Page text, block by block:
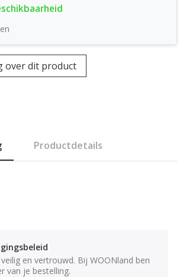
over dit product
Productdetails
en vertrouwd. Bij WOONland ben
van je bestelling.